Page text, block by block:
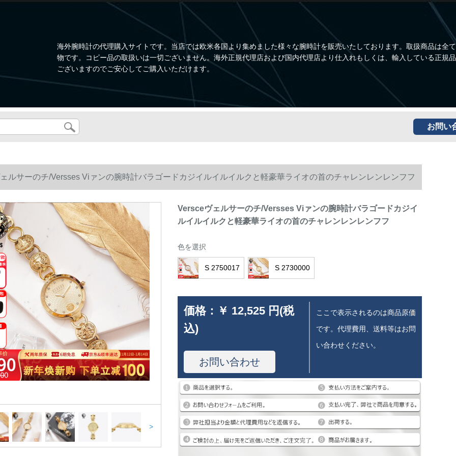
海外腕時計の代理購入サイトです。当店では欧米各国より集めました様々な腕時計を販売いたしております。取扱商品は全
物です。コピー品の取扱いは一切ございません。海外正規代理店および国内代理店より仕入れもしくは、輸入している正規
ございますのでご安心してご購入いただけます。
お問い
ルサーのチ/Versses Viァンの腕時計バラゴードカジイルイルイルクと軽豪華ライオの首のチャレンレンレンフフ
>
Versceヴェルサーのチ/Versses Viァンの腕時計バラゴードカジイ
ルイルイルクと軽豪華ライオの首のチャレンレンレンフフ
色を選択
S 2750017 S 2730000
価格： ￥ 12,525 円(税
込)
お問い合わせ
ここで表示されるのは商品原価
です。代理費用、送料等はお問
い合わせください。